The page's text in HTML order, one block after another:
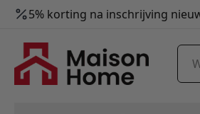
5% korting na inschrijving